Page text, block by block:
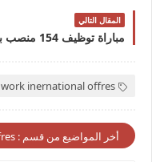
المقال التالي
work inernational offres
أخر المواضيع من قسم : work inernational offres